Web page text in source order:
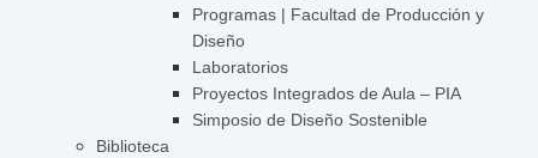
Programas | Facultad de Producción y
Diseño
Laboratorios
Proyectos Integrados de Aula – PIA
Simposio de Diseño Sostenible
Biblioteca